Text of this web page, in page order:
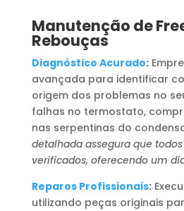
Manutenção de
Rebouças
Diagnóstico Acurado:
avançada para identificar
origem dos problemas no
falhas no termostato,
nas serpentinas do
detalhada assegura que
verificados, oferecendo um
Reparos Profissionais:
utilizando peças originais